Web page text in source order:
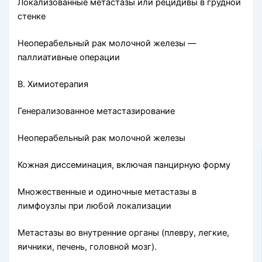
Локализованные метастазы или рецидивы в грудной
стенке
Неоперабельный рак молочной железы —
паллиативные опера­ции
В. Химиотерапия
Генерализованное метастазирование
Неоперабельный рак молочной железы
Кожная диссеминация, включая панцирную форму
Множественные и одиночные метастазы в
лимфоузлы при любой локализации
Метастазы во внутренние органы (плевру, легкие,
яичники, пе­чень, головной мозг).